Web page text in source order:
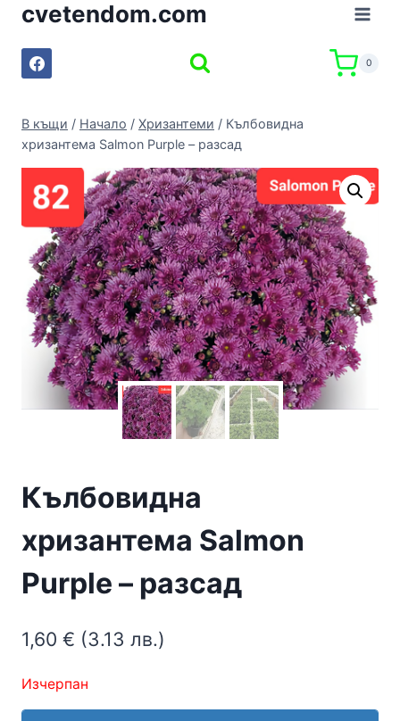
Къмcvetendom.com
0
В къщи / Начало / Хризантеми / Кълбовидна
хризантема Salmon Purple – разсад
Кълбовидна
хризантема Salmon
Purple – разсад
1,60 € (3.13 лв.)
Изчерпан